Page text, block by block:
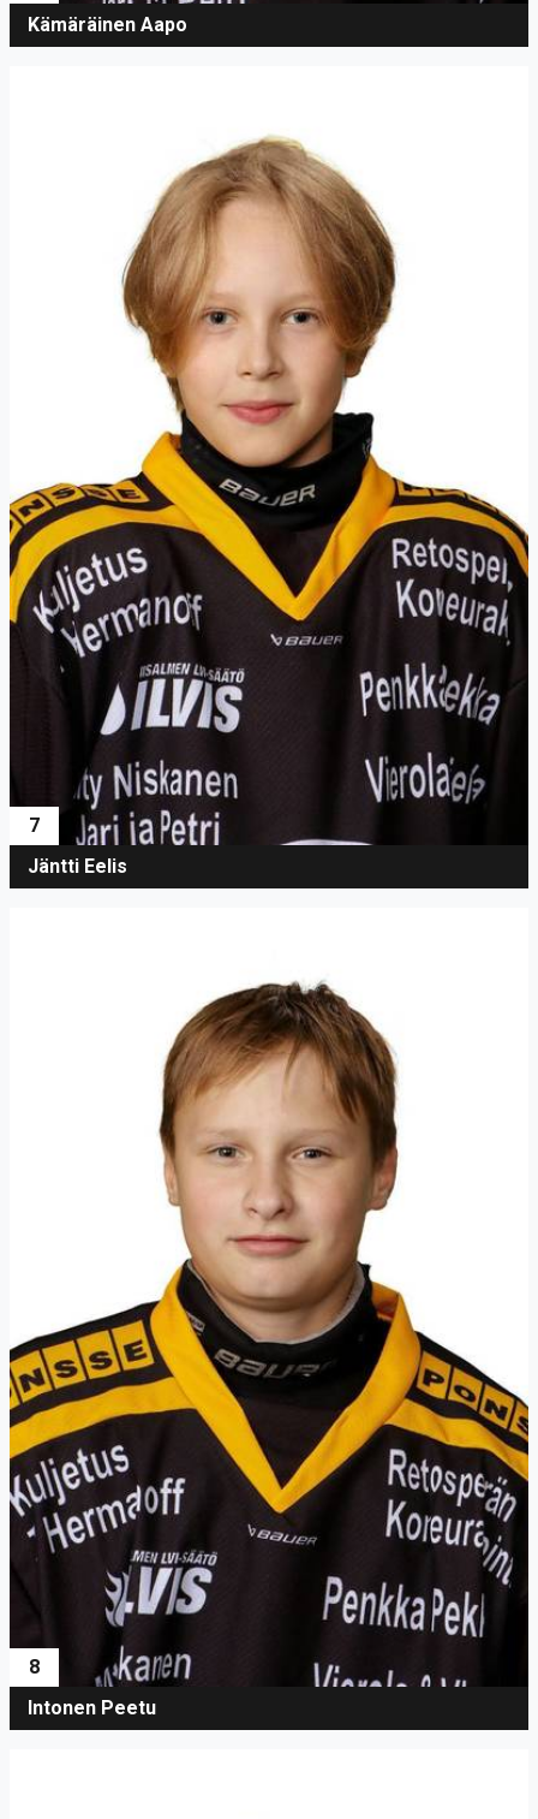
Kämäräinen Aapo
7
Jäntti Eelis
8
Intonen Peetu